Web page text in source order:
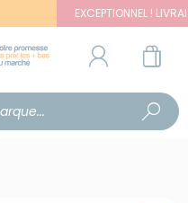
EXCEPTIONNEL !